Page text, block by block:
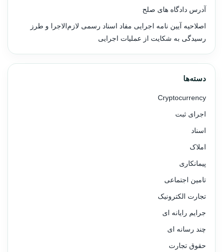
آدرس دادگاه های صلح
اصلاحیه آیین نامه اجرایی مفاد اسناد رسمی لازم‌الاجرا و طرز
رسیدگی به شکایت از عملیات اجرایی
دسته‌ها
Cryptocurrency
اجرای ثبت
اسناد
املاک
پیمانکاری
تامین اجتماعی
تجارت الکترونیک
جرایم رایانه ای
چند رسانه ای
حقوق تجارت